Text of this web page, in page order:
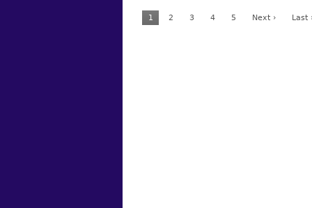
1 2 3 4 5 Next › Last